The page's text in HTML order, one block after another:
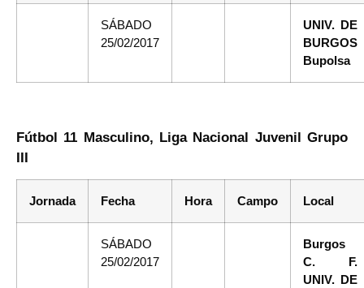
SÁBADO
25/02/2017
UNIV. DE
BURGOS
Bupolsa
Fútbol 11 Masculino, Liga Nacional Juvenil Grupo
III
Jornada Fecha Hora Campo Local
SÁBADO
25/02/2017
Burgos
C. F.
UNIV. DE